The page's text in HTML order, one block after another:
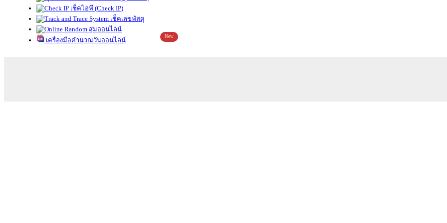
เช็คไอพี (Check IP)
เช็คเลขพัสดุ
สุ่มออนไลน์
เครื่องมือคำนวณวันออนไลน์
New